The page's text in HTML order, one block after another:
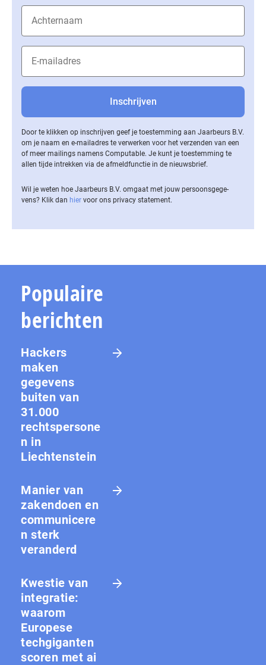
Door te klikken op inschrijven geef je toestemming aan Jaarbeurs B.V.
om je naam en e-mailadres te verwerken voor het verzenden van een
of meer mailings namens Computable. Je kunt je toestemming te
allen tijde intrekken via de af­meld­func­tie in de nieuwsbrief.
Wil je weten hoe Jaarbeurs B.V. omgaat met jouw per­soons­ge­ge­
vens? Klik dan hier voor ons privacy statement.
Populaire
berichten
Hackers
maken
gegevens
buiten van
31.000
rechtspersone
n in
Liechtenstein
Manier van
zakendoen en
communicere
n sterk
veranderd
Kwestie van
integratie:
waarom
Europese
techgiganten
scoren met ai